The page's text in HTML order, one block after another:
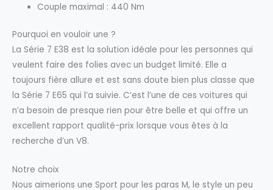
Couple maximal : 440 Nm
Pourquoi en vouloir une ?
La Série 7 E38 est la solution idéale pour les personnes qui
veulent faire des folies avec un budget limité. Elle a
toujours fière allure et est sans doute bien plus classe que
la Série 7 E65 qui l’a suivie. C’est l’une de ces voitures qui
n’a besoin de presque rien pour être belle et qui offre un
excellent rapport qualité-prix lorsque vous êtes à la
recherche d’un V8.
Notre choix
Nous aimerions une Sport pour les paras M, le style un peu